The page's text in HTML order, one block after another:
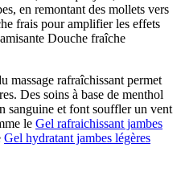
en remontant des mollets vers
frais pour amplifier les effets
Douche fraîche
massage rafraîchissant permet
Des soins à base de menthol
sanguine et font souffler un vent
le Gel rafraichissant jambes
Gel hydratant jambes légères